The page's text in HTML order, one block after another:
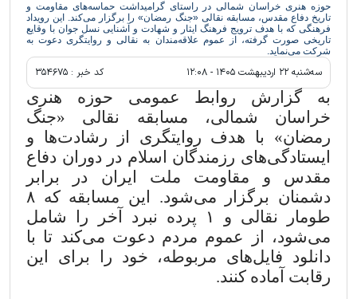
حوزه هنری خراسان شمالی در راستای گرامیداشت حماسه‌های مقاومت و
تاریخ دفاع مقدس، مسابقه نقالی «جنگ رمضان» را برگزار می‌کند. این رویداد
فرهنگی که با هدف ترویج فرهنگ ایثار و شهادت و آشنایی نسل جوان با وقایع
تاریخی صورت گرفته، از عموم علاقه‌مندان به نقالی و روایتگری دعوت به
شرکت می‌نماید.
سه‌شنبه ۲۲ ارديبهشت ۱۴۰۵ - ۱۲:۰۸ کد خبر :
به گزارش روابط عمومی حوزه هنری
خراسان شمالی، مسابقه نقالی «جنگ
رمضان» با هدف روایتگری از رشادت‌ها و
ایستادگی‌های رزمندگان اسلام در دوران دفاع
مقدس و مقاومت ملت ایران در برابر
دشمنان برگزار می‌شود. این مسابقه که ۸
طومار نقالی و
۱
پرده نبرد آخر را شامل
می‌شود، از عموم مردم دعوت می‌کند تا با
دانلود فایل‌های مربوطه، خود را برای این
رقابت آماده کنند.